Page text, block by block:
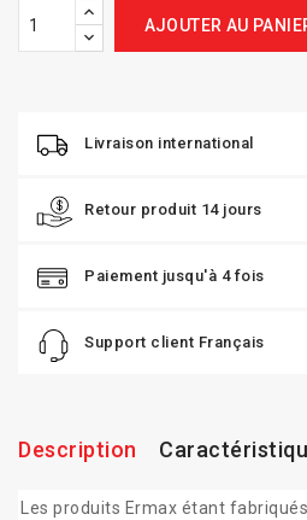
AJOUTER AU
Livraison international
Retour produit 14 jours
Paiement jusqu'à 4 fois
Support client Français
Description
Les produits Ermax étant